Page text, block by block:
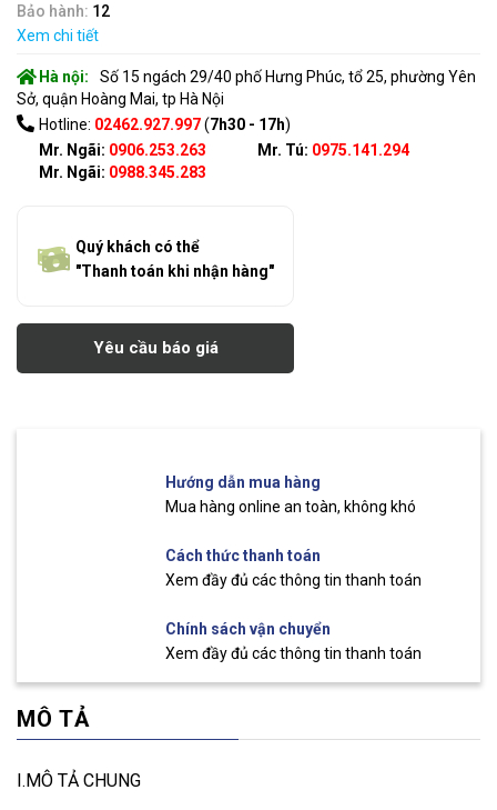
Bảo hành: 12
Xem chi tiết
Hà nội:
Số 15 ngách 29/40 phố Hưng Phúc, tổ 25, phường Yên
Sở, quận Hoàng Mai, tp Hà Nội
Hotline: 02462.927.997(7h30 - 17h)
Mr. Ngãi: 0906.253.263
Mr. Ngãi: 0988.345.283
Mr. Tú: 0975.141.294
Quý khách có thể
"Thanh toán khi nhận hàng"
Yêu cầu báo giá
Hướng dẫn mua hàng
Mua hàng online an toàn, không khó
Cách thức thanh toán
Xem đầy đủ các thông tin thanh toán
Chính sách vận chuyển
Xem đầy đủ các thông tin thanh toán
MÔ TẢ
I.MÔ TẢ CHUNG